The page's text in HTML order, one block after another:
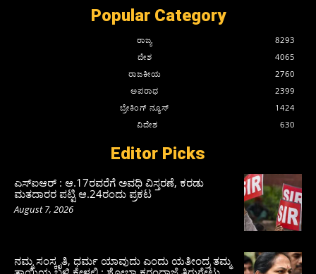
Popular Category
ರಾಜ್ಯ
8293
ದೇಶ
4065
ರಾಜಕೀಯ
2760
ಅಪರಾಧ
2399
ಬ್ರೇಕಿಂಗ್ ನ್ಯೂಸ್
1424
ವಿದೇಶ
630
Editor Picks
ಎಸ್‌ಐಆರ್‌ : ಆ.17ರವರೆಗೆ ಅವಧಿ ವಿಸ್ತರಣೆ, ಕರಡು
ಮತದಾರರ ಪಟ್ಟಿ ಆ.24ರಂದು ಪ್ರಕಟ
August 7, 2026
ನಮ್ಮ ಸಂಸ್ಕೃತಿ, ಧರ್ಮ ಯಾವುದು ಎಂದು ಯತೀಂದ್ರ ತಮ್ಮ